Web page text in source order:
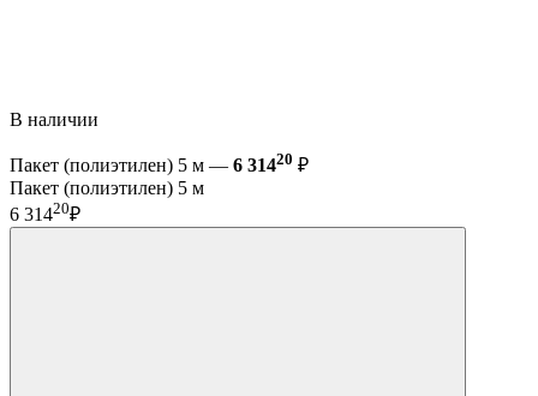
В наличии
Пакет (полиэтилен) 5 м — 6 31420 ₽
Пакет (полиэтилен) 5 м
6 31420₽